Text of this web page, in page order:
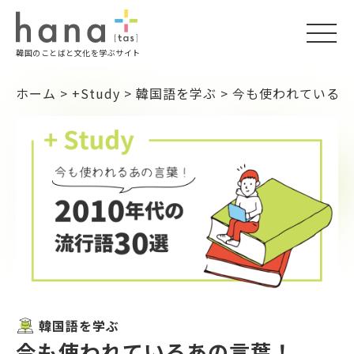
韓国のことばと文化を学ぶサイト
ホーム > +Study > 韓国語を学ぶ > 今も使われている
韓国語を学ぶ